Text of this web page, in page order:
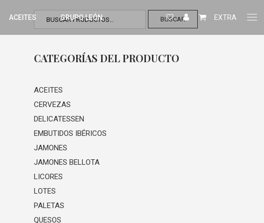
ACEITES GRUPO LEÓN EXTRA
BUSCAR
CATEGORÍAS DEL PRODUCTO
ACEITES
CERVEZAS
DELICATESSEN
EMBUTIDOS IBÉRICOS
JAMONES
JAMONES BELLOTA
LICORES
LOTES
PALETAS
QUESOS